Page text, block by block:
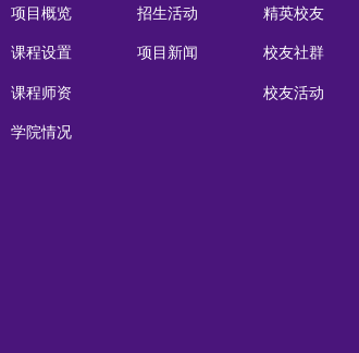
项目概览
课程设置
课程师资
学院情况
招生活动
项目新闻
精英校友
校友社群
校友活动